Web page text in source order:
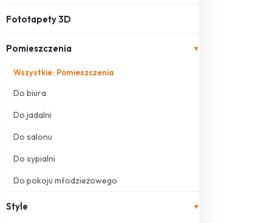
Fototapety 3D
Pomieszczenia ▾
Wszystkie: Pomieszczenia
Do biura
Do jadalni
Do salonu
Do sypialni
Do pokoju młodzieżowego
Style ▾